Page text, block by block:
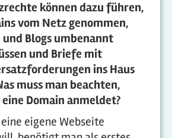
können dazu führen,
vom Netz genommen,
und Blogs umbenannt
und Briefe mit
ins Haus
muss man beachten,
Domain anmeldet?
eigene Webseite